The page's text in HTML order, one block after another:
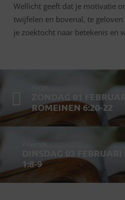
Wellicht geeft dat je motivatie
twijfelen en bovenal, te
je zoektocht naar betekenis en
Vorige
ZONDAG 01
ROMEINEN 6:20-22
Volgende
DINSDAG 03 FEBRUARI
1:8-9